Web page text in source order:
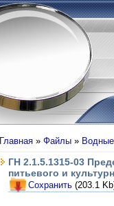
Главная » Файлы »
ГН 2.1.5.1315-03
питьевого и
Сохранить (203.1